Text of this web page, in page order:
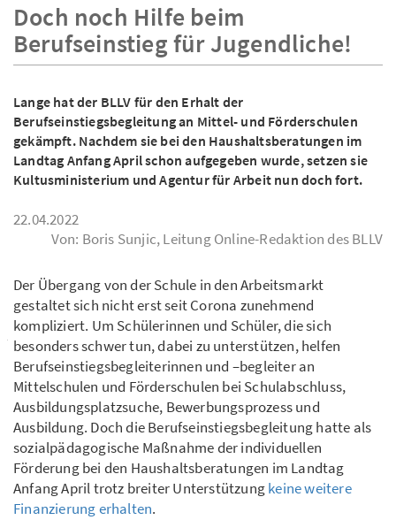
Doch noch Hilfe beim
Berufseinstieg für Jugendliche!
Lange hat der BLLV für den Erhalt der
Berufseinstiegsbegleitung an Mittel- und Förderschulen
gekämpft. Nachdem sie bei den Haushaltsberatungen im
Landtag Anfang April schon aufgegeben wurde, setzen sie
Kultusministerium und Agentur für Arbeit nun doch fort.
22.04.2022
Von: Boris Sunjic, Leitung Online-Redaktion des BLLV
Der Übergang von der Schule in den Arbeitsmarkt
gestaltet sich nicht erst seit Corona zunehmend
kompliziert. Um Schülerinnen und Schüler, die sich
besonders schwer tun, dabei zu unterstützen, helfen
Berufseinstiegsbegleiterinnen und –begleiter an
Mittelschulen und Förderschulen bei Schulabschluss,
Ausbildungsplatzsuche, Bewerbungsprozess und
Ausbildung. Doch die Berufseinstiegsbegleitung hatte als
sozialpädagogische Maßnahme der individuellen
Förderung bei den Haushaltsberatungen im Landtag
Anfang April trotz breiter Unterstützungkeine weitere
Finanzierung erhalten.